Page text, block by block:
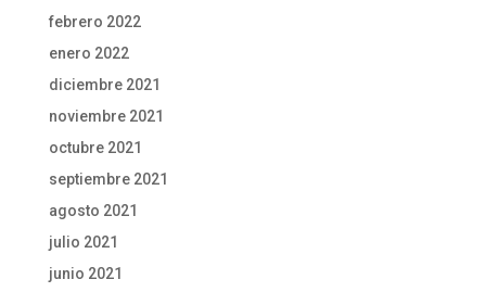
febrero 2022
enero 2022
diciembre 2021
noviembre 2021
octubre 2021
septiembre 2021
agosto 2021
julio 2021
junio 2021